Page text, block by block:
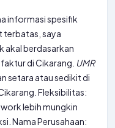
informasi spesifik
terbatas, saya
akal berdasarkan
di Cikarang. UMR
setara atau sedikit di
Fleksibilitas:
lebih mungkin
Nama Perusahaan: